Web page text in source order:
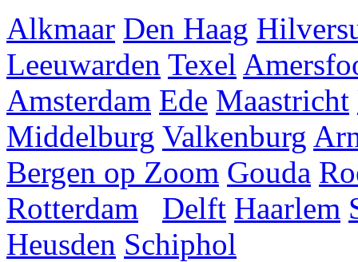
Alkmaar Den Haag
Leeuwarden Texel
Amsterdam Ede Maastricht
Middelburg Valkenburg
Bergen op Zoom Gouda
Rotterdam
Delft Haarlem
Heusden Schiphol